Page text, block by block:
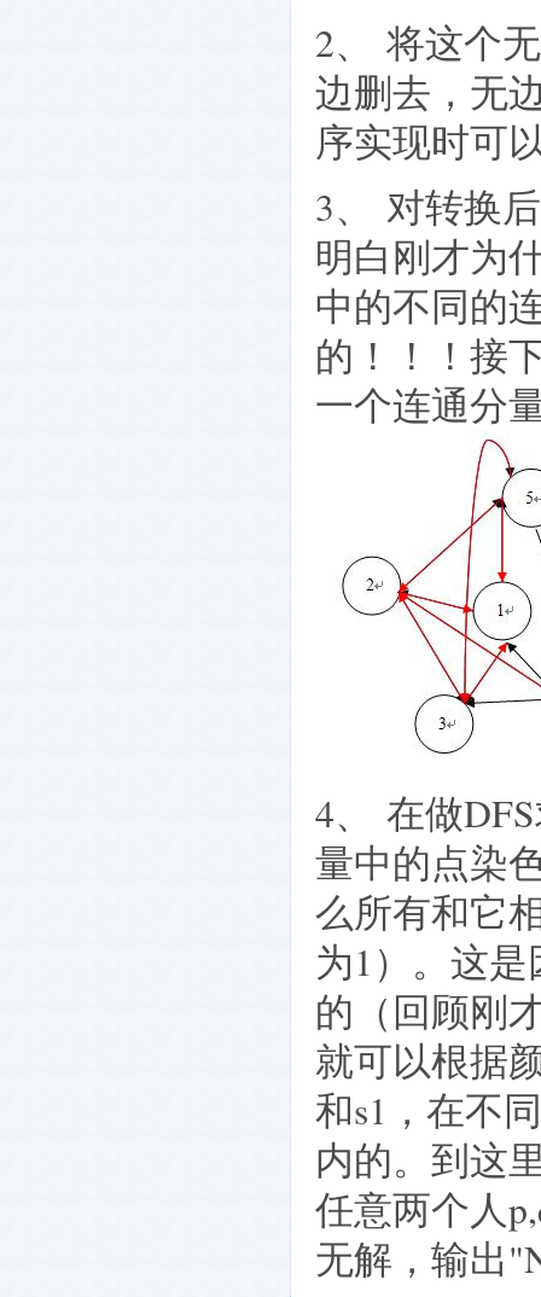
2、 将这个
边删去，无
序实现时可
3、 对转换
明白刚才为
中的不同的
的！！！接
一个连通分
4、 在做DFS
量中的点染
么所有和它
为1）。这
的（回顾刚
就可以根据
和s1 ，在不
内的。到这
任意两个人
无解，输出